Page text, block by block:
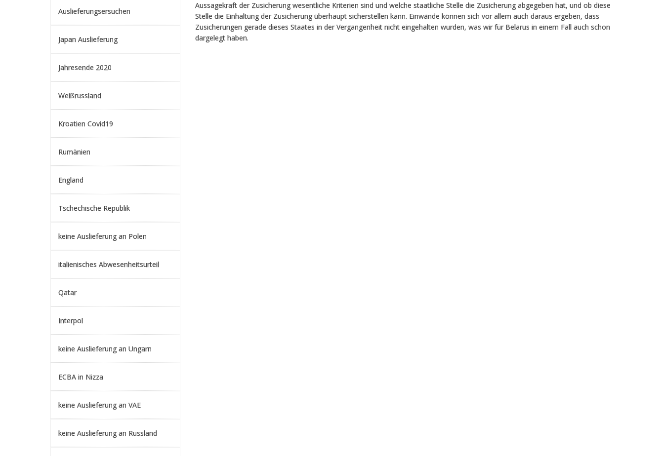
Auslieferungsersuchen
Japan Auslieferung
Jahresende 2020
Weißrussland
Kroatien Covid19
Rumänien
England
Tschechische Republik
keine Auslieferung an Polen
italienisches Abwesenheitsurteil
Qatar
Interpol
keine Auslieferung an Ungarn
ECBA in Nizza
keine Auslieferung an VAE
keine Auslieferung an Russland
Aussagekraft der Zusicherung wesentliche Kriterien sind und welche staatliche Stelle die Zusicherung abgegeben hat, und ob diese
Stelle die Einhaltung der Zusicherung überhaupt sicherstellen kann. Einwände können sich vor allem auch daraus ergeben, dass
Zusicherungen gerade dieses Staates in der Vergangenheit nicht eingehalten wurden, was wir für Belarus in einem Fall auch schon
dargelegt haben.